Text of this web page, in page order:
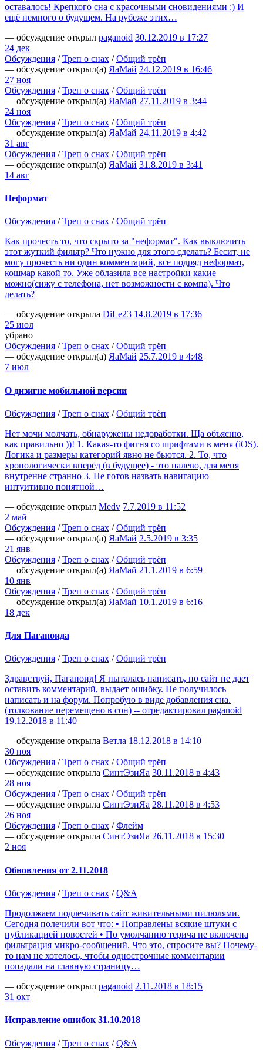
оставалось! Крепкого сна с красочными сновидениями :) И
ещё немного о будущем. На рубеже этих…
— обсуждение открыл paganoid 30.12.2019 в 17:27
24 дек
Обсуждения /Треп о снах /Общий трёп
— обсуждение открыл(а) ЯаМай 24.12.2019 в 16:46
27 ноя
Обсуждения /Треп о снах /Общий трёп
— обсуждение открыл(а) ЯаМай 27.11.2019 в 3:44
24 ноя
Обсуждения /Треп о снах /Общий трёп
— обсуждение открыл(а) ЯаМай 24.11.2019 в 4:42
31 авг
Обсуждения /Треп о снах /Общий трёп
— обсуждение открыл(а) ЯаМай 31.8.2019 в 3:41
14 авг
Неформат
Обсуждения /Треп о снах /Общий трёп
Как прочесть то, что скрыто за "неформат". Как выключить
этот жуткий фильтр? Что нужно для этого сделать? Бесит, не
могу прочесть ни один комментарий, все подряд неформат,
кошмар какой то. Уже облазила все настройки какие
можно(сижу с телефона, нет возможности с компа). Что
делать?
— обсуждение открыла DiLe23 14.8.2019 в 17:36
25 июл
убрано
Обсуждения /Треп о снах /Общий трёп
— обсуждение открыл(а) ЯаМай 25.7.2019 в 4:48
7 июл
О дизигне мобильной версии
Обсуждения /Треп о снах /Общий трёп
Нет мочи молчать, обнаружены недоработки. Ща объясню,
как правильно ))! 1. Какая-то фигня со шрифтами в меня (iOS).
Логика и размеры категорий явно не бьются. 2. То, что
хронологически вперёд (в будущее) - это налево, для меня
внутренне странно 3. Не готов назвать навигацию
интуитивно понятной…
— обсуждение открыл Medv 7.7.2019 в 11:52
2 май
Обсуждения /Треп о снах /Общий трёп
— обсуждение открыл(а) ЯаМай 2.5.2019 в 3:35
21 янв
Обсуждения /Треп о снах /Общий трёп
— обсуждение открыл(а) ЯаМай 21.1.2019 в 6:59
10 янв
Обсуждения /Треп о снах /Общий трёп
— обсуждение открыл(а) ЯаМай 10.1.2019 в 6:16
18 дек
Для Паганоида
Обсуждения /Треп о снах /Общий трёп
Здравствуй, Паганоид! Я пыталась написать, но сайт не дает
оставить комментарий, выдает ошибку. Не получилось
написать и на форум. Попробую в виде добавления сна.
(толкование перемещено в сон) -- отредактировал paganoid
19.12.2018 в 11:40
— обсуждение открыла Ветла 18.12.2018 в 14:10
30 ноя
Обсуждения /Треп о снах /Общий трёп
— обсуждение открыла СинтЭзиЯа 30.11.2018 в 4:43
28 ноя
Обсуждения /Треп о снах /Общий трёп
— обсуждение открыла СинтЭзиЯа 28.11.2018 в 4:53
26 ноя
Обсуждения /Треп о снах /Флейм
— обсуждение открыла СинтЭзиЯа 26.11.2018 в 15:30
2 ноя
Обновления от 2.11.2018
Обсуждения /Треп о снах /Q&A
Продолжаем подлечивать сайт живительными пилюлями.
Сегодня полечили вот что: • Поправлены всякие штуки с
публикацией новостей • По умолчанию терича не включена
фильтрация микро-сообщений. Что это, спросите вы? Почему-
то нам не хотелось, чтобы однострочные комментарии
попадали на главную страницу…
— обсуждение открыл paganoid 2.11.2018 в 18:15
31 окт
Исправление ошибок 31.10.2018
Обсуждения /Треп о снах /Q&A